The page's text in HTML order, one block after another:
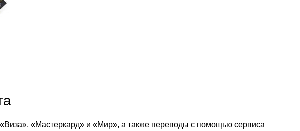
«Мастеркард» и «Мир», а также переводы с помощью сервиса